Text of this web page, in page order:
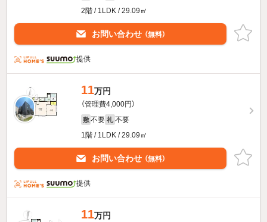
2階 / 1LDK / 29.09㎡
お問い合わせ （無料）
提供
11万円
（管理費4,000円）
敷 不要 礼 不要
1階 / 1LDK / 29.09㎡
お問い合わせ （無料）
提供
11万円